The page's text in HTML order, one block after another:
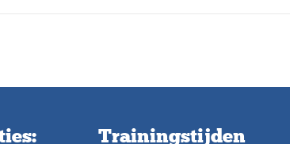
Trainingstijden